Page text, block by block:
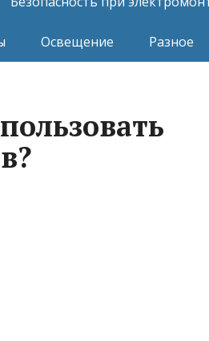
Освещение Разное